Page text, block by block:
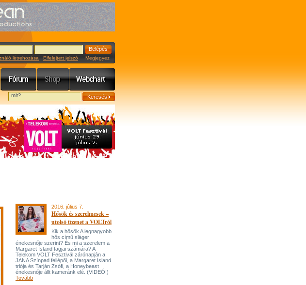
létrehozása Elfelejtett jelszó Megjegyez
2016. július 7.
Hősök és szerelmesek –
utolsó üzenet a VOLTról
Kik a hősök A legnagyobb
hős című sláger
énekesnője szerint? És mi a szerelem a
Margaret Island tagjai számára? A
Telekom VOLT Fesztivál zárónapján a
JANA Színpad fellépői, a Margaret Island
triója és Tarján Zsófi, a Honeybeast
énekesnője állt kameránk elé. (VIDEÓ!)
Tovább